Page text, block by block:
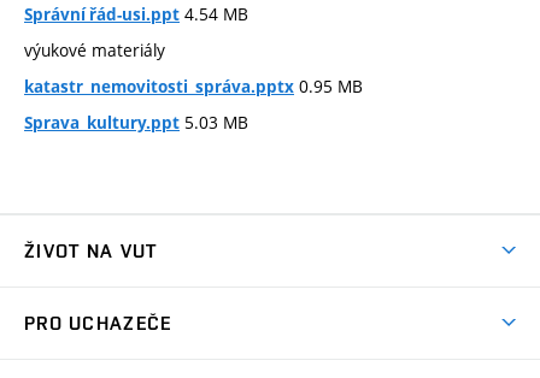
Správní řád-usi.ppt 4.54 MB
výukové materiály
katastr_nemovitosti_správa.pptx 0.95 MB
Sprava_kultury.ppt 5.03 MB
ŽIVOT NA VUT
PRO UCHAZEČE